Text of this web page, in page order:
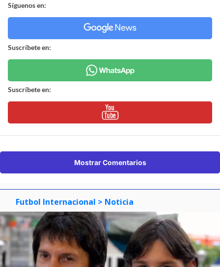
Síguenos en:
Suscríbete en:
Suscríbete en:
Mostrar Comentarios
Futbol Internacional > Noticia